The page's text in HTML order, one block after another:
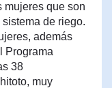
mujeres que son
de riego.
además
Programa
38
muy